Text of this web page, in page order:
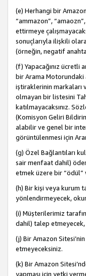
(e) Herhangi bir
“ammazon”,
ettirmeye
sonuçlarıyla ilişkili
(örneğin, negatif
(f) Yapacağınız ücretli
bir Arama Motorundaki
iştiraklerinin markaları
olmayan bir listesini
katılmayacaksınız.
(Komisyon Geliri
alabilir ve genel bir
görüntülenmesi için
(g) Özel Bağlantıları
sair menfaat dahil)
etmek üzere bir “ödül”
(h) Bir kişi veya kurum
yönlendirmeyecek,
(i) Müşterilerimiz
dahil) talep
(j) Bir Amazon
etmeyeceksiniz.
(k) Bir Amazon
yapması için yetki